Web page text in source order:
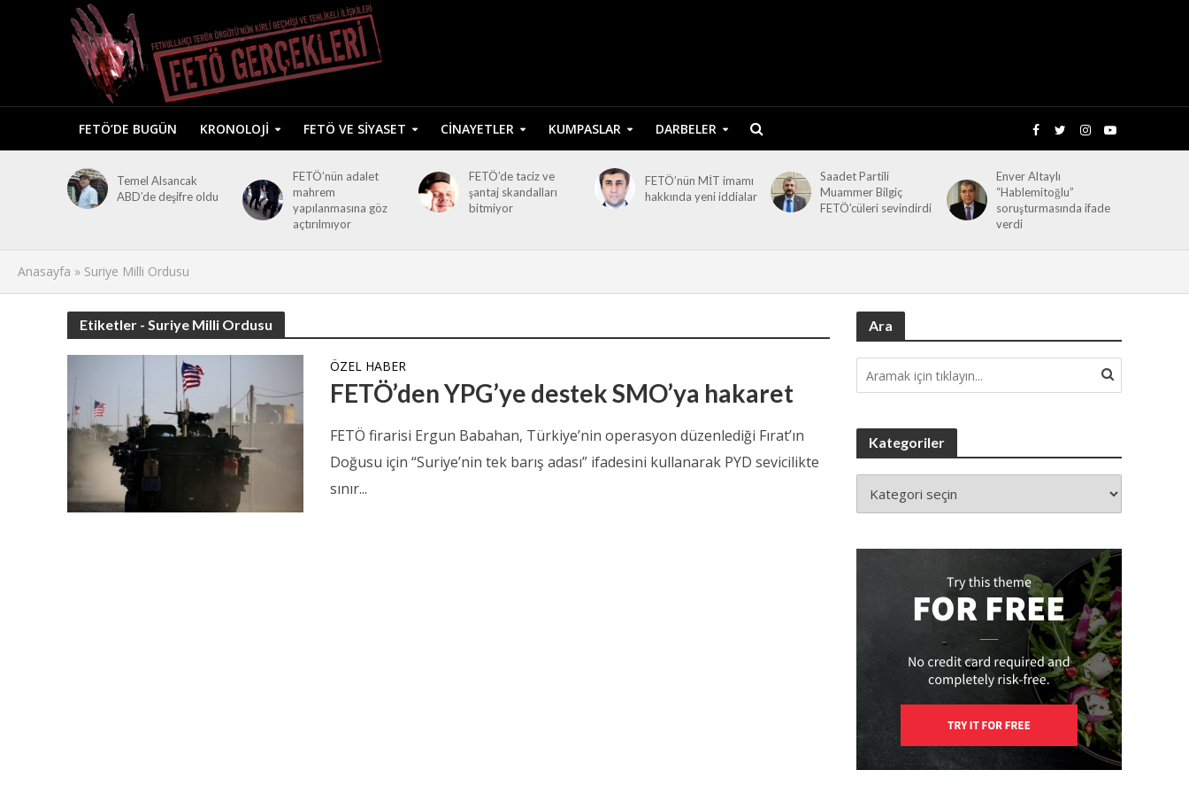
FETÖ’DE BUGÜN KRONOLOJI FETÖ VE SIYASET CINAYETLER KUMPASLAR DARBELER
Temel Alsancak
ABD’de deşifre oldu
FETÖ’nün adalet
mahrem
yapılanmasına göz
açtırılmıyor
FETÖ’de taciz ve
şantaj skandalları
bitmiyor
FETÖ’nün MİT imamı
hakkında yeni iddialar
Saadet Partili
Muammer Bilgiç
FETÖ’cüleri sevindirdi
Enver Altaylı
“Hablemitoğlu”
soruşturmasında ifade
verdi
Anasayfa » Suriye Milli Ordusu
Etiketler - Suriye Milli Ordusu
ÖZEL HABER
FETÖ’den YPG’ye destek SMO’ya hakaret
FETÖ firarisi Ergun Babahan, Türkiye’nin operasyon düzenlediği Fırat’ın
Doğusu için “Suriye’nin tek barış adası” ifadesini kullanarak PYD sevicilikte
sınır...
Ara
Kategoriler